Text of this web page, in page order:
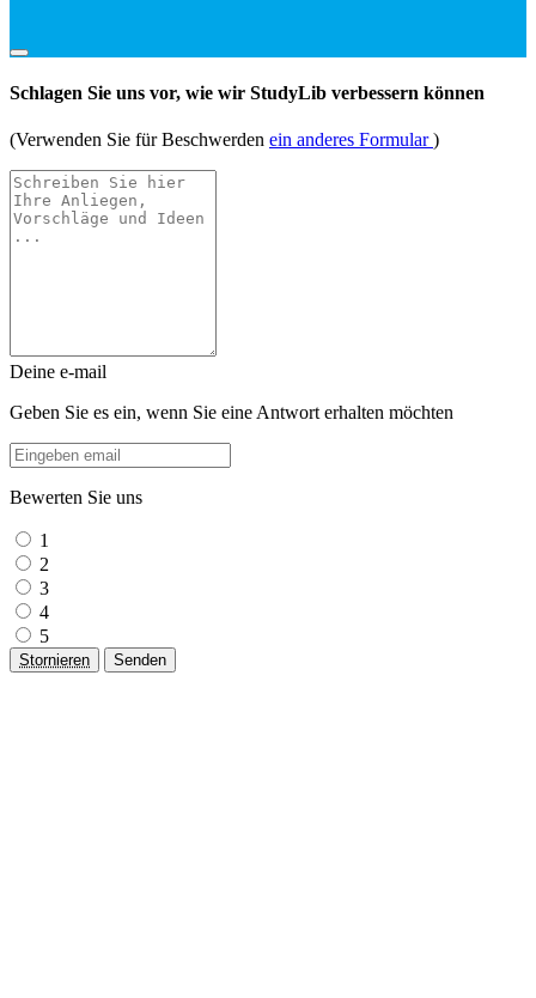
Schlagen Sie uns vor, wie wir StudyLib verbessern können
(Verwenden Sie für Beschwerden ein anderes Formular)
Deine e-mail
Geben Sie es ein, wenn Sie eine Antwort erhalten möchten
Bewerten Sie uns
1
2
3
4
5
Stornieren Senden